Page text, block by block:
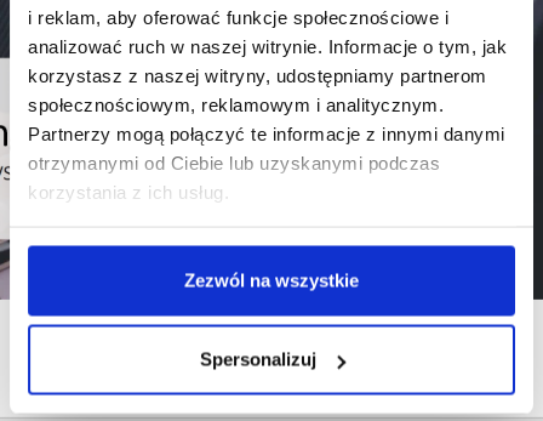
i reklam, aby oferować funkcje społecznościowe i
analizować ruch w naszej witrynie. Informacje o tym, jak
korzystasz z naszej witryny, udostępniamy partnerom
społecznościowym, reklamowym i analitycznym.
Partnerzy mogą połączyć te informacje z innymi danymi
otrzymanymi od Ciebie lub uzyskanymi podczas
korzystania z ich usług.
Zezwól na wszystkie
Spersonalizuj
§ 5
Postępowanie w sprawie skargi dotyczącej dyskryminacji lub
mobbingu
1. Rektor może uznać skargę za nieuzasadnioną i pozostawić sprawę
bez nadawania jej dalszego biegu. O przyczynie pozostawienia skargi
bez dalszego biegu informuje się osobę, która złożyła skargę. W
przypadku pozostawienia sprawy bez nadawania jej dalszego biegu,
Sprzeciw wraz z uzasadnieniem wnosi się do Rektora w terminie 14 od
nadawania jej dalszego biegu. Po otrzymaniu sprzeciwu Rektor kieruje
dyskryminacji i mobbingowi.
2. Rektor może powołać Pełnomocnika ds. Przeciwdziałania
postępowanie wyjaśniające.